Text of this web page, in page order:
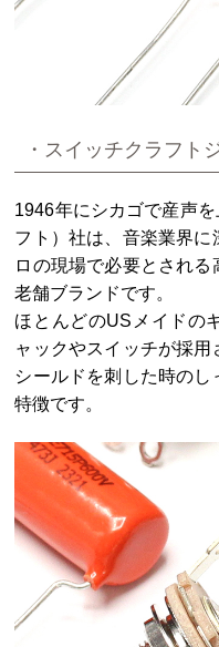
・スイッチクラフト
1946年にシカゴで産声
フト）社は、音楽業界
ロの現場で必要とされ
老舗ブランドです。
ほとんどのUSメイドの
ャックやスイッチが採用
シールドを刺した時の
特徴です。